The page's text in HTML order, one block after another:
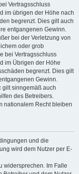
Vertragsschluss
im übrigen der Höhe nach
begrenzt. Dies gilt auch
entgangenen Gewinn.
bei der Verletzung von
oder grob
bei Vertragsschluss
im Übrigen der Höhe
begrenzt. Dies gilt
Gewinn.
gilt sinngemäß auch
des Betreibers.
nationalem Recht bleiben
und die
wird dem Nutzer per E-
widersprechen. Im Falle